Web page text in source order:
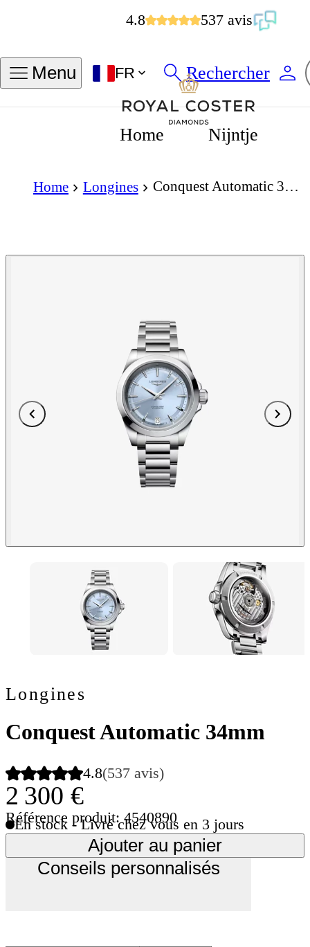
4.8 537 avis
Menu FR Rechercher
Home Nijntje
Home Longines
Longines
Conquest Automatic 34mm
4.8(537 avis)
2 300 €
Référence produit: 4540890
En stock - Livré chez vous en 3 jours
Ajouter au panier
Conseils personnalisés